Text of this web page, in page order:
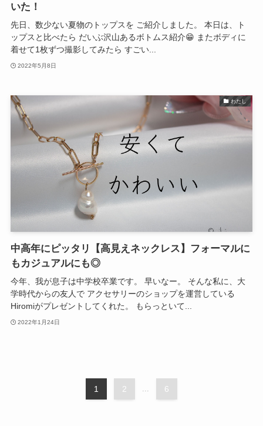
いた！
先日、数少ない夏物のトップスを ご紹介しました。 本日は、ト
ップスと比べたら だいぶ沢山あるボトムス紹介😁 またボディに
着せて1枚ずつ撮影してみたら すごい...
2022年5月8日
わたし
中高年にピッタリ【高見えネックレス】フォーマルに
もカジュアルにも◎
今年、我が息子は中学校卒業です。 早いなー。 そんな私に、大
学時代からの友人で アクセサリーのショップを運営している
Hiromiがプレゼントしてくれた。 もらっといて...
2022年1月24日
1 2 ... 6